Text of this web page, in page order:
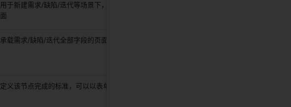
用于新建需求/缺陷/迭代等场景下，承载字段的页
面
承载需求/缺陷/迭代全部字段的页面
定义该节点完成的标准，可以以表单的形式展示